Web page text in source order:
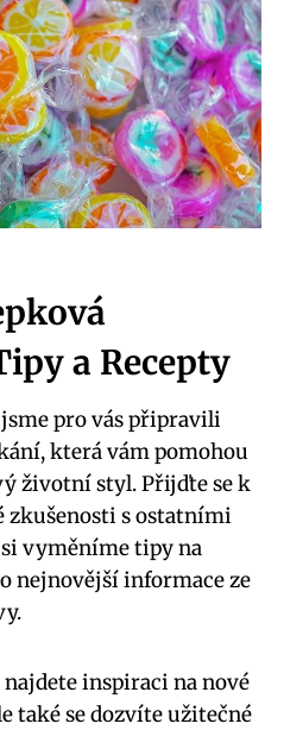
a Recepty
pro vás připravili
která vám pomohou
životní styl. Přijďte se k
zkušenosti s ostatními
vyměníme tipy na
nejnovější informace ze
inspiraci na nové
také se dozvíte užitečné